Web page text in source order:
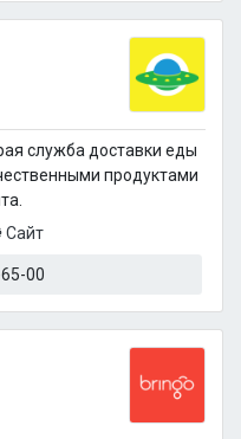
служба доставки еды
продуктами
Сайт
00